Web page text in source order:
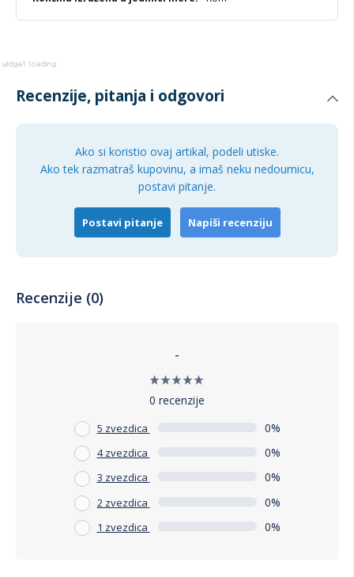
Recenzije, pitanja i odgovori
Ako si koristio ovaj artikal, podeli utiske.
Ako tek razmatraš kupovinu, a imaš neku nedoumicu,
postavi pitanje.
Postavi pitanje Napiši recenziju
Recenzije (0)
-
0 recenzije
5 zvezdica 0%
4 zvezdica 0%
3 zvezdica 0%
2 zvezdica 0%
1 zvezdica 0%